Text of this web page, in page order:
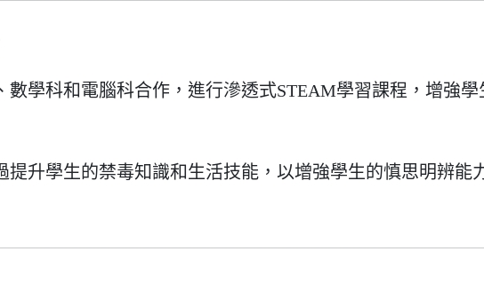
數學科和電腦科合作，進行滲透式STEAM學習課程，增強
提升學生的禁毒知識和生活技能，以增強學生的慎思明辨能